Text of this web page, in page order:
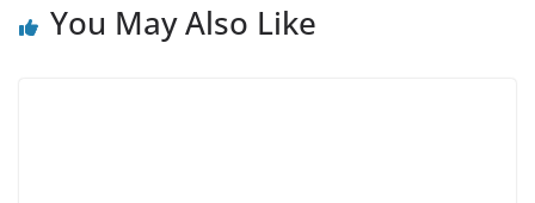
You May Also Like